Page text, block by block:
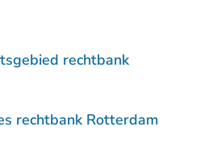
rechtbank
rechtbank Rotterdam